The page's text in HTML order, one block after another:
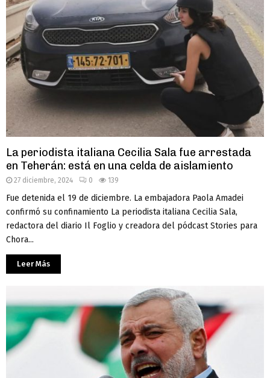
La periodista italiana Cecilia Sala fue arrestada
en Teherán: está en una celda de aislamiento
27 diciembre, 2024 0 139
Fue detenida el 19 de diciembre. La embajadora Paola Amadei
confirmó su confinamiento La periodista italiana Cecilia Sala,
redactora del diario Il Foglio y creadora del pódcast Stories para
Chora...
Leer Más